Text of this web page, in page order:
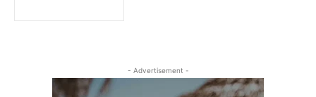
- Advertisement -